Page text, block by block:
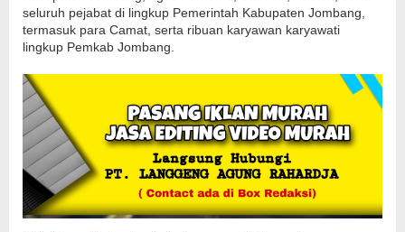
seluruh pejabat di lingkup Pemerintah Kabupaten Jombang,
termasuk para Camat, serta ribuan karyawan karyawati
lingkup Pemkab Jombang.